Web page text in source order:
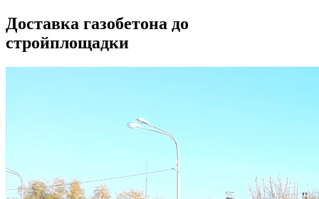
Доставка газобетона до
стройплощадки